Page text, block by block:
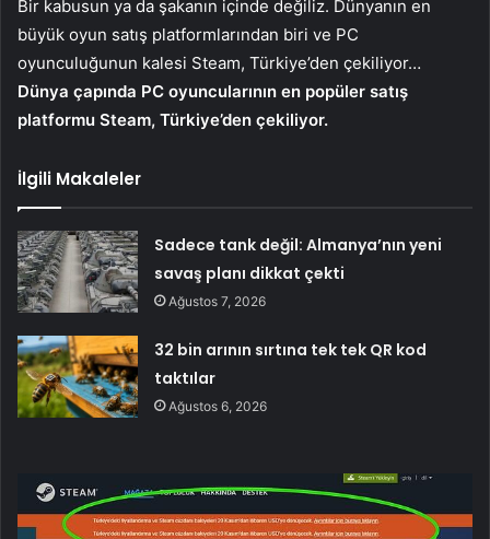
Bir kabusun ya da şakanın içinde değiliz. Dünyanın en
büyük oyun satış platformlarından biri ve PC
oyunculuğunun kalesi Steam, Türkiye’den çekiliyor…
Dünya çapında PC oyuncularının en popüler satış
platformu Steam, Türkiye’den çekiliyor.
İlgili Makaleler
Sadece tank değil: Almanya’nın yeni
savaş planı dikkat çekti
Ağustos 7, 2026
32 bin arının sırtına tek tek QR kod
taktılar
Ağustos 6, 2026